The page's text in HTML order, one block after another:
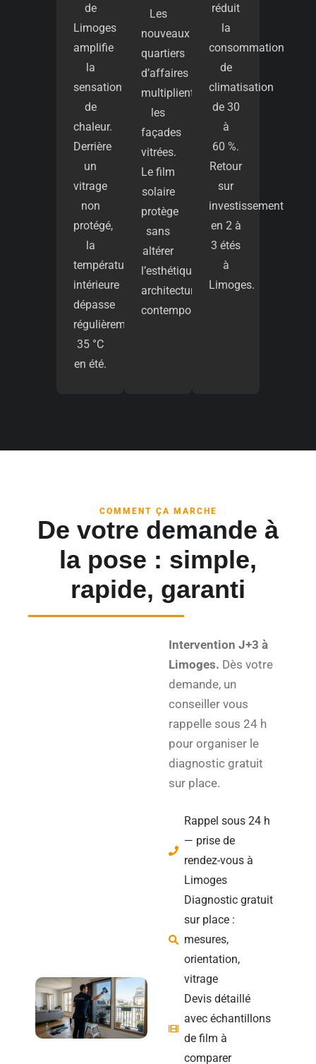
de
Limoges
amplifie
la
sensation
de
chaleur.
Derrière
un
vitrage
non
protégé,
la
température
intérieure
dépasse
régulièrement
35 °C
en été.
Les
nouveaux
quartiers
d’affaires
multiplient
les
façades
vitrées.
Le film
solaire
protège
sans
altérer
l’esthétique
architecturale
contemporaine.
réduit
la
consommation
de
climatisation
de 30
à
60 %.
Retour
sur
investissement
en 2 à
3 étés
à
Limoges.
COMMENT ÇA MARCHE
De votre demande à
la pose : simple,
rapide, garanti
Intervention J+3 à
Limoges. Dès votre
demande, un
conseiller vous
rappelle sous 24 h
pour organiser le
diagnostic gratuit
sur place.
Rappel sous 24 h
— prise de
rendez-vous à
Limoges
Diagnostic gratuit
sur place :
mesures,
orientation,
vitrage
Devis détaillé
avec échantillons
de film à
comparer